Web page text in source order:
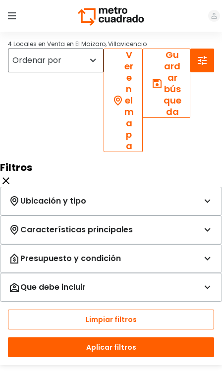
4 Locales en Venta en El Maizaro, Villavicencio
V
er
e
n
el
m
a
p
a
Gu
ard
ar
bús
que
da
Filtros
Limpiar filtros
Aplicar filtros